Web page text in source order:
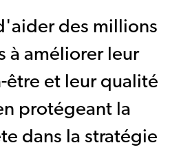
des millions
à améliorer leur
être et leur qualité
protégeant la
dans la stratégie